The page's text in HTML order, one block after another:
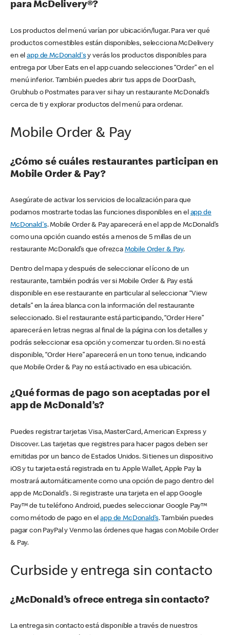
para McDelivery®?
Los productos del menú varían por ubicación/lugar. Para ver qué
productos comestibles están disponibles, selecciona McDelivery
en elapp de McDonald'sy verás los productos disponibles para
entrega por Uber Eats en el app cuando selecciones “Order” en el
menú inferior. También puedes abrir tus apps de DoorDash,
Grubhub o Postmates para ver si hay un restaurante McDonald’s
cerca de ti y explorar productos del menú para ordenar.
Mobile Order & Pay
¿Cómo sé cuáles restaurantes participan en
Mobile Order & Pay?
Asegúrate de activar los servicios de localización para que
podamos mostrarte todas las funciones disponibles en el app de
McDonald's. Mobile Order & Pay aparecerá en el app de McDonald’s
como una opción cuando estés a menos de 5 millas de un
restaurante McDonald’s que ofrezca Mobile Order & Pay.
Dentro del mapa y después de seleccionar el ícono de un
restaurante, también podrás ver si Mobile Order & Pay está
disponible en ese restaurante en particular al seleccionar “View
details” en la área blanca con la información del restaurante
seleccionado. Si el restaurante está participando, “Order Here”
aparecerá en letras negras al final de la página con los detalles y
podrás seleccionar esa opción y comenzar tu orden. Si no está
disponible, “Order Here” aparecerá en un tono tenue, indicando
que Mobile Order & Pay no está activado en esa ubicación.
¿Qué formas de pago son aceptadas por el
app de McDonald’s?
Puedes registrar tarjetas Visa, MasterCard, American Express y
Discover. Las tarjetas que registres para hacer pagos deben ser
emitidas por un banco de Estados Unidos. Si tienes un dispositivo
iOS y tu tarjeta está registrada en tu Apple Wallet, Apple Pay la
mostrará automáticamente como una opción de pago dentro del
app de McDonald’s . Si registraste una tarjeta en el app Google
Pay™ de tu teléfono Android, puedes seleccionar Google Pay™
como método de pago en elapp de McDonald’s. También puedes
pagar con PayPal y Venmo las órdenes que hagas con Mobile Order
& Pay.
Curbside y entrega sin contacto
¿McDonald’s ofrece entrega sin contacto?
La entrega sin contacto está disponible a través de nuestros